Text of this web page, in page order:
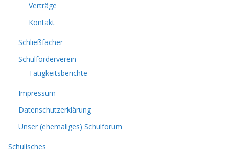
Verträge
Kontakt
Schließfächer
Schulförderverein
Tätigkeitsberichte
Impressum
Datenschutzerklärung
Unser (ehemaliges) Schulforum
Schulisches